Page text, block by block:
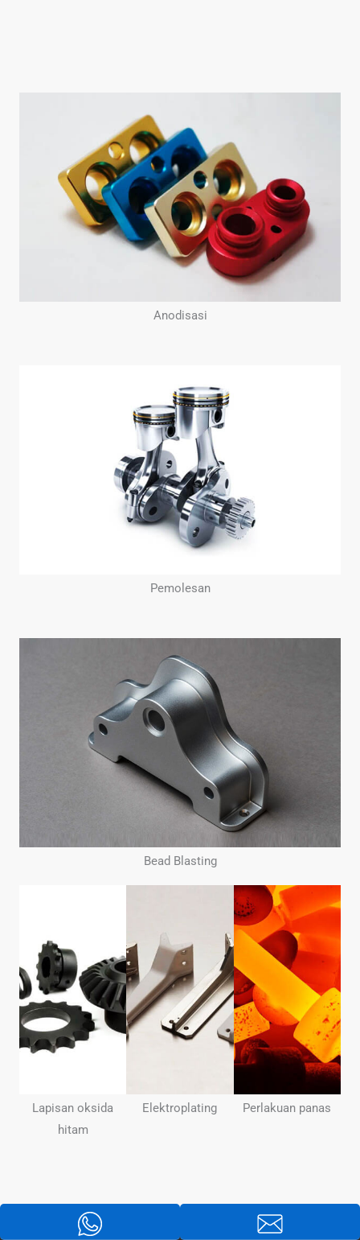
Anodisasi
Pemolesan
Bead Blasting
Lapisan oksida
hitam
Elektroplating Perlakuan panas